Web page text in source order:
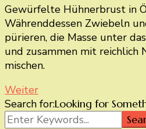
Gewürfelte Hühnerbrust in
Währenddessen Zwiebeln
pürieren, die Masse unter
und zusammen mit reichlich
mischen.
Weiter
Search for:Looking for